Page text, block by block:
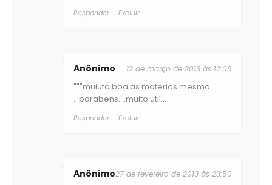
Anônimo27 de fevereiro de 2013 às 23:50
Anônimo 12 de março de 2013 às 12:08
"""muiuto boa as materias mesmo
...parabens....muito util...
Responder Excluir
Responder Excluir